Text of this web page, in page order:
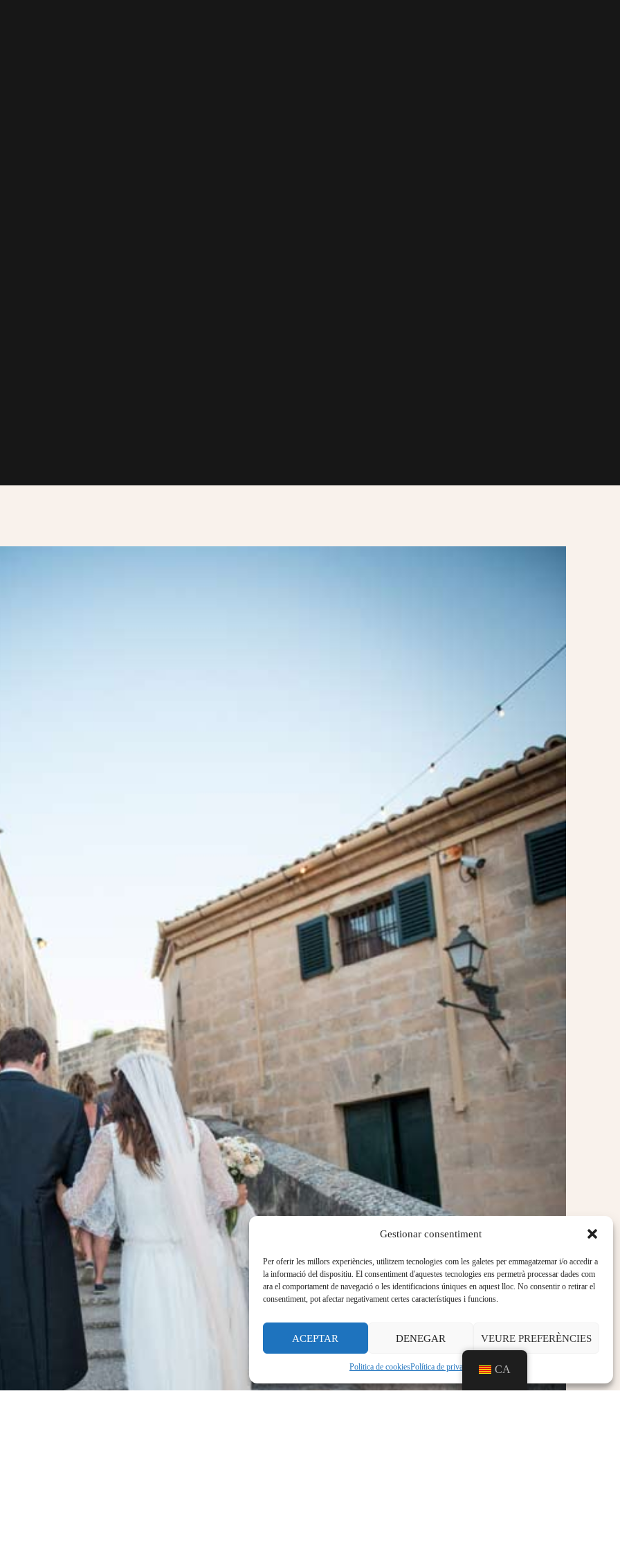
Gestionar consentiment
Per oferir les millors experiències, utilitzem tecnologies com les galetes per emmagatzemar i/o accedir a
la informació del dispositiu. El consentiment d'aquestes tecnologies ens permetrà processar dades com
ara el comportament de navegació o les identificacions úniques en aquest lloc. No consentir o retirar el
consentiment, pot afectar negativament certes característiques i funcions.
ACEPTAR DENEGAR VEURE PREFERÈNCIES
Politica de cookiesPolítica de privacitat Aviso legal
CA